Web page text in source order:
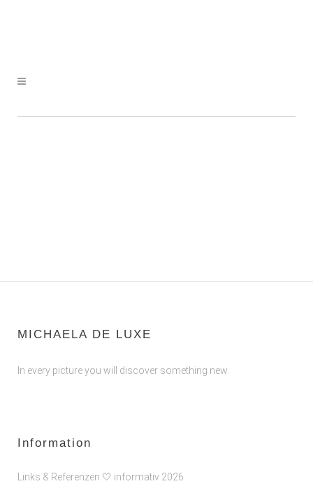
MICHAELA DE LUXE
In every picture you will discover something new.
Information
Links & Referenzen 🤍 informativ 2026